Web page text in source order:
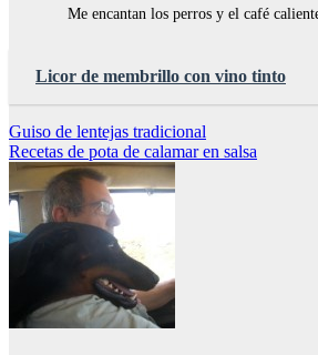
Me encantan los perros y el café
Licor de membrillo con vino tinto
Navegación
de
entradas
Guiso de lentejas tradicional
Recetas de pota de calamar en salsa